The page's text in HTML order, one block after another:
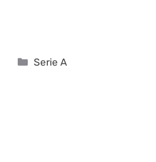
Categorie
Serie A